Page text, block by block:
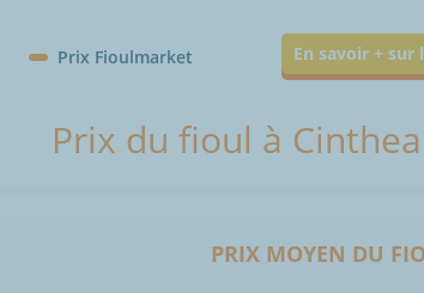
Prix Fioulmarket En savoir +
Prix du fioul à
PRIX MOYEN DU